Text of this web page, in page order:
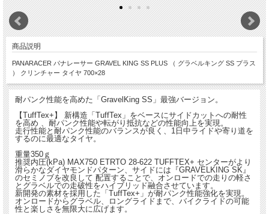
商品説明
PANARACER パナレーサー GRAVEL KING SS PLUS （ グラベルキング SS プラス
） クリンチャー タイヤ 700×28
耐パンク性能を高めた「GravelKing SS」最強バージョン。
【TuffTex+】 新構造「TuffTex」をベースにサイドカットへの耐性
を高め 、耐パンク性能や転がり抵抗などの性能向上を実現。
走行性能と耐パンク性能のバランスが良く、1日中ライドや寄り道を
するのに最適なタイヤ。
重量350ｇ
推奨内圧(kPa) MAX750 ETRTO 28-622 TUFFTEX+ センターがより
滑らかなダイヤモンドパターン、サイドには『GRAVELKING SK』
のセミノブを改良して 配置することで、オンロードでの走りの軽さ
とグラベルでの走破性をハイブリッド融合させています。
新開発の素材を採用した「TuffTex+」が耐パンク性能強化を実現。
オンロードからグラベル、ロングライドまで、バイクライドの可能
性と楽しさを無限大に広げます。